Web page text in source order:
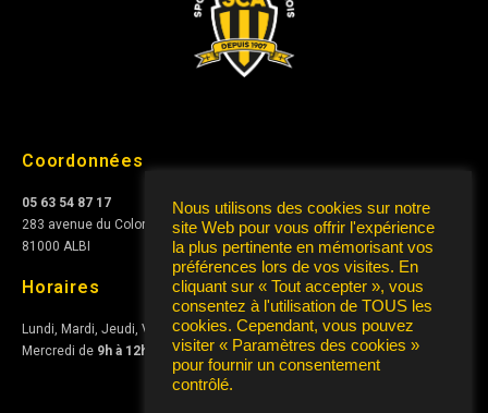
Coordonnées
05 63 54 87 17
283 avenue du Colonel Teyssier
81000 ALBI
Horaires
Lundi, Mardi, Jeudi, Vendredi de10h à 12het de15h à 17h
Mercredi de 9h à 12h
Nous utilisons des cookies sur notre
site Web pour vous offrir l'expérience
la plus pertinente en mémorisant vos
préférences lors de vos visites. En
cliquant sur « Tout accepter », vous
consentez à l'utilisation de TOUS les
cookies. Cependant, vous pouvez
visiter « Paramètres des cookies »
pour fournir un consentement
contrôlé.